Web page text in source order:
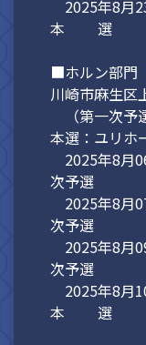
2025年8
本 選
■ホルン部門
川崎市麻生区
（第一次予
本選：ユリホ
2025年8
次予選
2025年8
次予選
2025年8
次予選
2025年8
本 選